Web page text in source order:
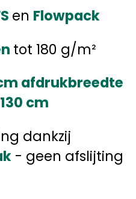
en Flowpack
tot 180 g/m²
afdrukbreedte
cm
dankzij
- geen afslijting